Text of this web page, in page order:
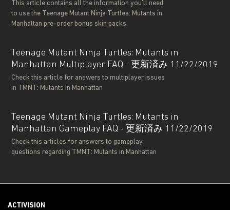
This article contains all the information you’ll need
to use the Teenage Mutant Ninja Turtles: Mutants in
Manhattan pre-order bonus skin packs.
Teenage Mutant Ninja Turtles: Mutants in
Manhattan Multiplayer FAQ - 更新済み 11/22/2019
Check this article for answers to multiplayer issues
in TMNT: Mutants In Manhattan
Teenage Mutant Ninja Turtles: Mutants in
Manhattan Gameplay FAQ - 更新済み 11/22/2019
Check this articles for answers to gameplay
questions regarding TMNT: Mutants in Manhattan
ACTIVISION